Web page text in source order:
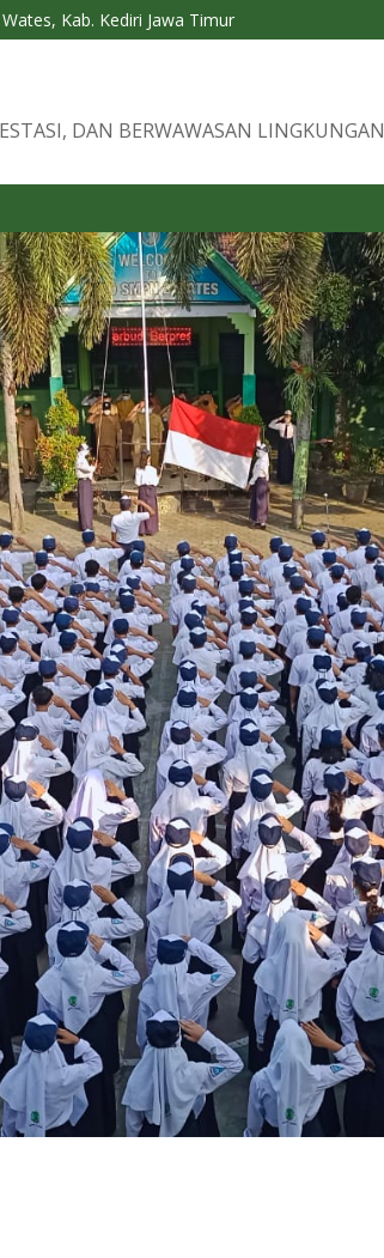
Kab. Kediri Jawa Timur
DAN BERWAWASAN LINGKUNGAN